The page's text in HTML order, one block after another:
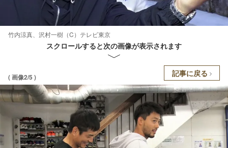
竹内涼真、沢村一樹（C）テレビ東京
スクロールすると次の画像が表示されます
( 画像2/5 ) 記事に戻る